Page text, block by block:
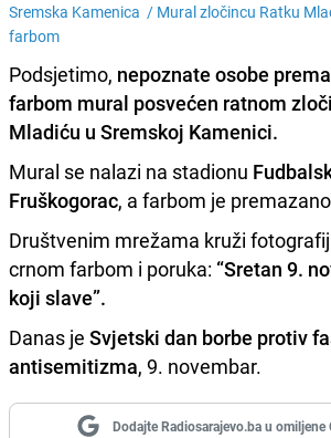
Sremska Kamenica / Mural zločincu Ratku
farbom
Podsjetimo, nepoznate osobe
farbom mural posvećen ratnom
Mladiću u Sremskoj Kamenici.
Mural se nalazi na stadionu
Fruškogorac, a farbom je
Društvenim mrežama kruži
crnom farbom i poruka: “Sretan 9.
koji slave”.
Danas je Svjetski dan borbe protiv
antisemitizma, 9. novembar.
Dodajte Radiosarajevo.ba u omiljene